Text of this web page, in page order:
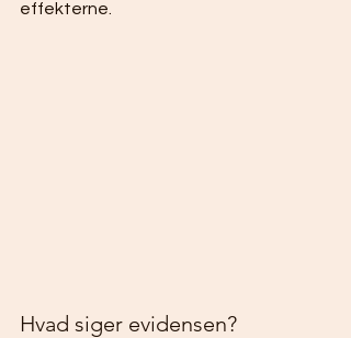
effekterne.
Hvad siger evidensen?